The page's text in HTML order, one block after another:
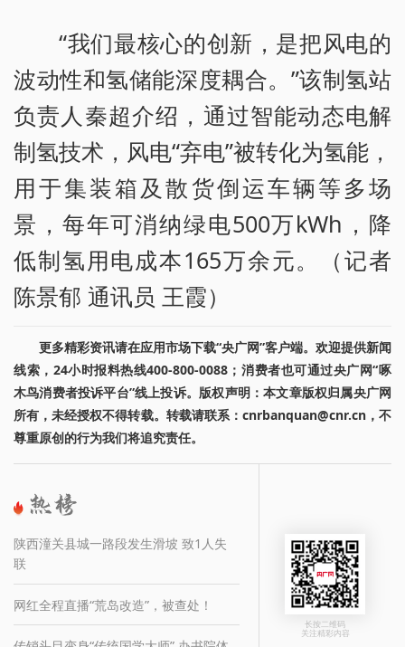
“我们最核心的创新，是把风电的
波动性和氢储能深度耦合。”该制氢站
负责人秦超介绍，通过智能动态电解
制氢技术，风电“弃电”被转化为氢能，
用于集装箱及散货倒运车辆等多场
景，每年可消纳绿电500万kWh，降
低制氢用电成本165万余元。（记者
陈景郁 通讯员 王霞）
更多精彩资讯请在应用市场下载“央广网”客户端。欢迎提供新闻
线索，24小时报料热线400-800-0088；消费者也可通过央广网“啄
木鸟消费者投诉平台”线上投诉。版权声明：本文章版权归属央广网
所有，未经授权不得转载。转载请联系：cnrbanquan@cnr.cn，不
尊重原创的行为我们将追究责任。
陕西潼关县城一路段发生滑坡 致1人失
联
网红全程直播“荒岛改造”，被查处！
长按二维码
关注精彩内容